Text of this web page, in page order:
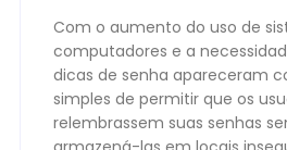
Com o aumento do uso de
computadores e a
dicas de senha apareceram
simples de permitir que os
relembrassem suas senhas